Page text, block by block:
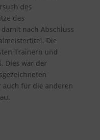
des
des
nach Abschluss
Die
Trainern und
Dies war der
auch für die anderen